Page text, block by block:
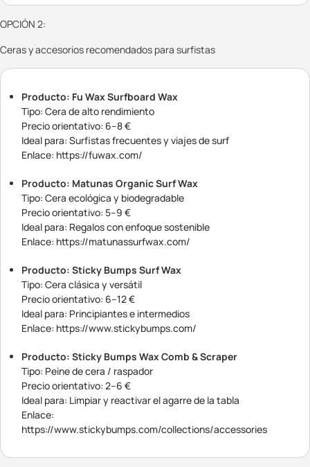
OPCIÓN 2:
Ceras y accesorios recomendados para surfistas
Producto: Fu Wax Surfboard Wax
Tipo: Cera de alto rendimiento
Precio orientativo: 6–8 €
Ideal para: Surfistas frecuentes y viajes de surf
Enlace: https://fuwax.com/
Producto: Matunas Organic Surf Wax
Tipo: Cera ecológica y biodegradable
Precio orientativo: 5–9 €
Ideal para: Regalos con enfoque sostenible
Enlace: https://matunassurfwax.com/
Producto: Sticky Bumps Surf Wax
Tipo: Cera clásica y versátil
Precio orientativo: 6–12 €
Ideal para: Principiantes e intermedios
Enlace: https://www.stickybumps.com/
Producto: Sticky Bumps Wax Comb & Scraper
Tipo: Peine de cera / raspador
Precio orientativo: 2–6 €
Ideal para: Limpiar y reactivar el agarre de la tabla
Enlace:
https://www.stickybumps.com/collections/accessories